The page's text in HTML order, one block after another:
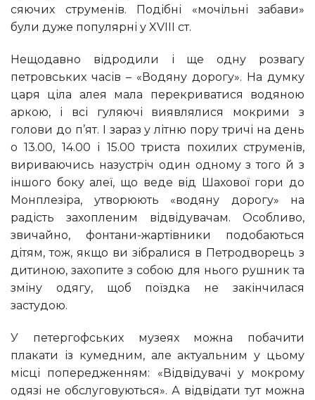
сяючих струменів. Подібні «мочільні забави»
були дуже популярні у XVIII ст.
Нещодавно відродили і ще одну розвагу
петровських часів – «Водяну дорогу». На думку
царя ціла алея мала перекриватися водяною
аркою, і всі гуляючі виявлялися мокрими з
голови до п’ят. І зараз у літню пору тричі на день
о 13.00, 14.00 і 15.00 триста похилих струменів,
вириваючись назустріч один одному з того й з
іншого боку алеї, що веде від Шахової гори до
Монплезіра, утворюють «водяну дорогу» на
радість захопленим відвідувачам. Особливо,
звичайно, фонтани-жартівники подобаються
дітям, тож, якщо ви зібралися в Петродворець з
дитиною, захопите з собою для нього рушник та
зміну одягу, щоб поїздка не закінчилася
застудою.
У петергофських музеях можна побачити
плакати із кумедним, але актуальним у цьому
місці попередженням: «Відвідувачі у мокрому
одязі не обслуговуються». А відвідати тут можна